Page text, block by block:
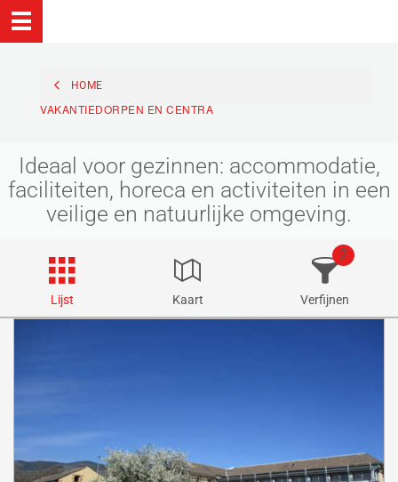
HOME
VAKANTIEDORPEN EN CENTRA
Ideaal voor gezinnen: accommodatie,
faciliteiten, horeca en activiteiten in een
veilige en natuurlijke omgeving.
Lijst Kaart Verfijnen
2